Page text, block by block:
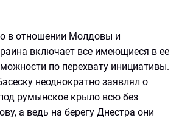
в отношении Молдовы и
включает все имеющиеся в ее
по перехвату инициативы.
неоднократно заявлял о
румынское крыло всю без
а ведь на берегу Днестра они